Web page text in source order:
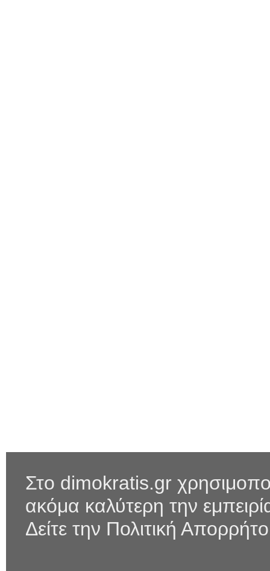
Στο dimokratis.gr
ακόμα καλύτερη την
Δείτε την Πολιτική